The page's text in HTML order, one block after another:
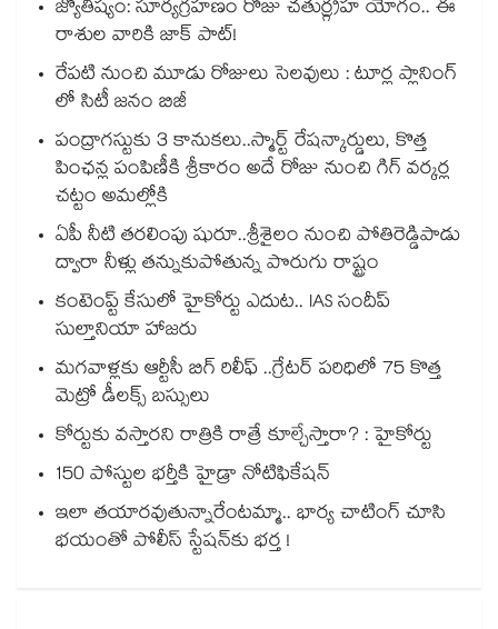
జ్యోతిష్యం: సూర్యగ్రహణం రోజు చతుర్గ్రహ యోగం.. ఈ
రాశుల వారికి జాక్ పాట్!
రేపటి నుంచి మూడు రోజులు సెలవులు : టూర్ల ప్లానింగ్
లో సిటీ జనం బిజీ
పంద్రాగస్టుకు 3 కానుకలు..స్మార్ట్ రేషన్కార్డులు, కొత్త
పింఛన్ల పంపిణీకి శ్రీకారం అదే రోజు నుంచి గిగ్ వర్కర్ల
చట్టం అమల్లోకి
ఏపీ నీటి తరలింపు షురూ..శ్రీశైలం నుంచి పోతిరెడ్డిపాడు
ద్వారా నీళ్లు తన్నుకుపోతున్న పొరుగు రాష్ట్రం
కంటెంప్ట్ కేసులో హైకోర్టు ఎదుట.. IAS సందీప్
సుల్తానియా హాజరు
మగవాళ్లకు ఆర్టీసీ బిగ్ రిలీఫ్ ..గ్రేటర్ పరిధిలో 75 కొత్త
మెట్రో డీలక్స్ బస్సులు
కోర్టుకు వస్తారని రాత్రికి రాత్రే కూల్చేస్తారా? : హైకోర్టు
150 పోస్టుల భర్తీకి హైడ్రా నోటిఫికేషన్
ఇలా తయారవుతున్నారేంటమ్మా.. భార్య చాటింగ్ చూసి
భయంతో పోలీస్ స్టేషన్⁫కు భర్త !